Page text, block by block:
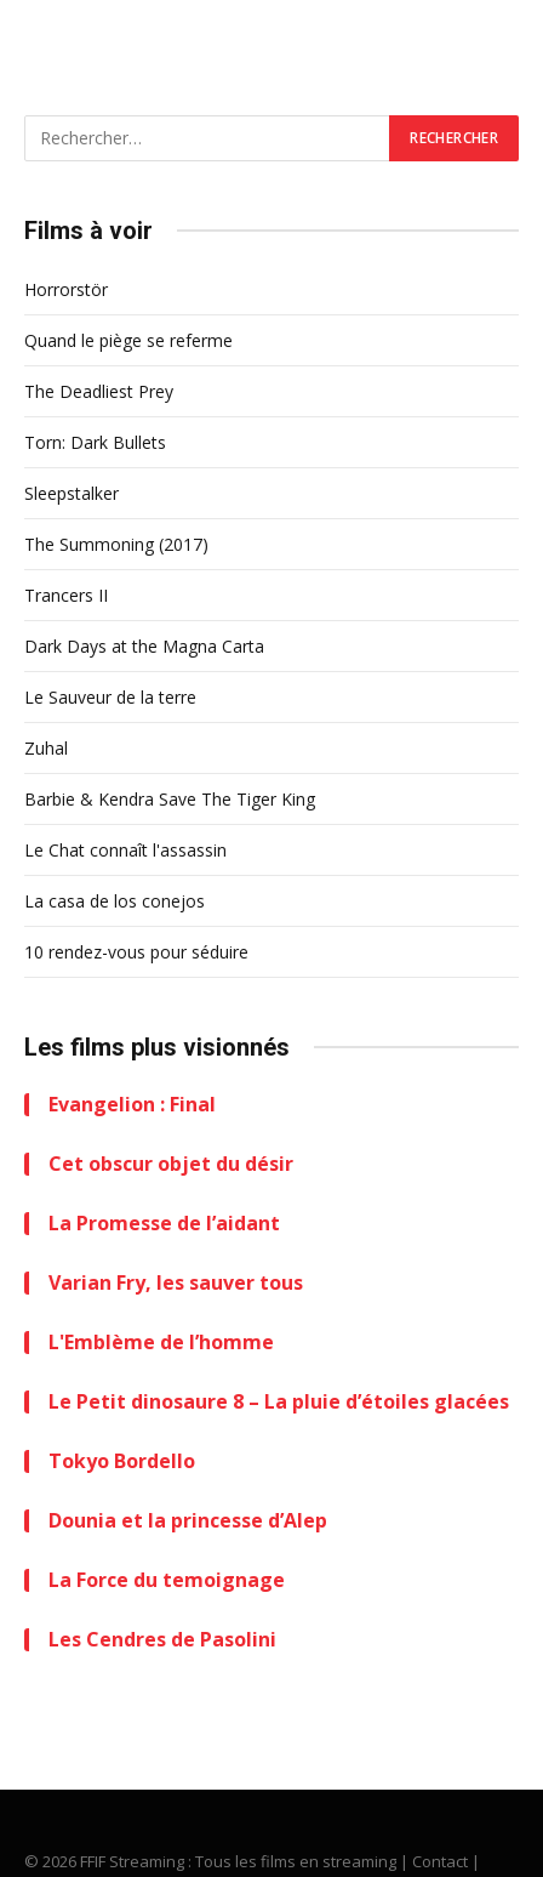
Films à voir
Horrorstör
Quand le piège se referme
The Deadliest Prey
Torn: Dark Bullets
Sleepstalker
The Summoning (2017)
Trancers II
Dark Days at the Magna Carta
Le Sauveur de la terre
Zuhal
Barbie & Kendra Save The Tiger King
Le Chat connaît l'assassin
La casa de los conejos
10 rendez-vous pour séduire
Les films plus visionnés
Evangelion : Final
Cet obscur objet du désir
La Promesse de l’aidant
Varian Fry, les sauver tous
L'Emblème de l’homme
Le Petit dinosaure 8 – La pluie d’étoiles glacées
Tokyo Bordello
Dounia et la princesse d’Alep
La Force du temoignage
Les Cendres de Pasolini
© 2026 FFIF Streaming : Tous les films en streaming | Contact |